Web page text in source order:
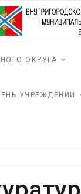
ОКРУГА
УЧРЕЖДЕНИЙ